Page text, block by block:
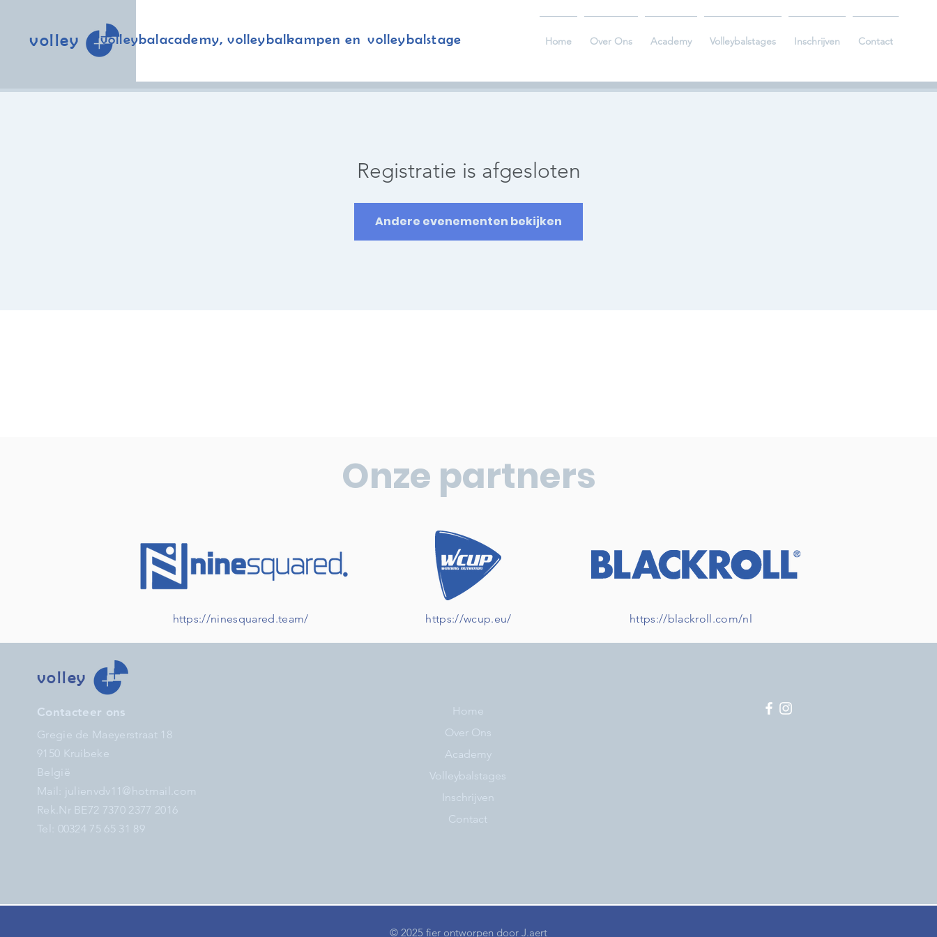
volley volleybalacademy, volleybalkampen en volleybalstage Home Over Ons Academy Volleybalstages Inschrijven Contact
Registratie is afgesloten
Andere evenementen bekijken
volley
Contacteer ons
Gregie de Maeyerstraat 18
9150 Kruibeke
België
Mail:
julienvdv11@hotmail.com
Rek.Nr BE72 7370 2377 2016
Tel: 00324 75 65 31 89
Home
Over Ons
Academy
Volleybalstages
Inschrijven
Contact
Onze partners
https://ninesquared.team/ https://wcup.eu/ https://blackroll.com/nl
© 2025 fier ontworpen door J.aert